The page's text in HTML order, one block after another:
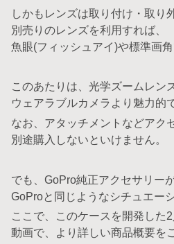
しかもレンズは取り付け・取り
別売りのレンズを利用すれば、
魚眼(フィッシュアイ)や標準画
このあたりは、光学ズームレン
ウェアラブルカメラより魅力的
なお、アタッチメントなどアク
別途購入しないといけません。
でも、GoPro純正アクセサリー
GoProと同じようなシチュエー
ここで、このケースを開発した2
動画で、より詳しい商品概要を